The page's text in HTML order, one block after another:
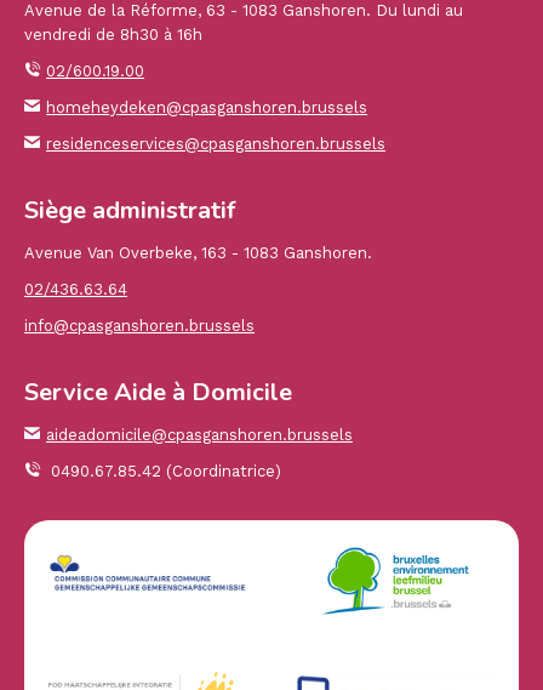
Avenue de la Réforme, 63 - 1083 Ganshoren. Du lundi au
vendredi de 8h30 à 16h
02/600.19.00
homeheydeken@cpasganshoren.brussels
residenceservices@cpasganshoren.brussels
Siège administratif
Avenue Van Overbeke, 163 - 1083 Ganshoren.
02/436.63.64
info@cpasganshoren.brussels
Service Aide à Domicile
aideadomicile@cpasganshoren.brussels
0490.67.85.42 (Coordinatrice)